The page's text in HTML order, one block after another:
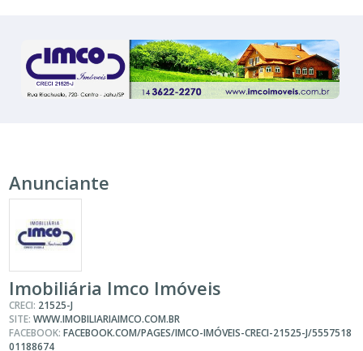
Anunciante
Imobiliária Imco Imóveis
CRECI: 21525-J
SITE:WWW.IMOBILIARIAIMCO.COM.BR
FACEBOOK:FACEBOOK.COM/PAGES/IMCO-IMÓVEIS-CRECI-21525-J/5557518
01188674